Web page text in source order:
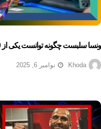
ونسا سلبست چگونه توانست یکی از 10 پوکر باز برتر جهان شود؟
Khoda نوامبر 6, 2025